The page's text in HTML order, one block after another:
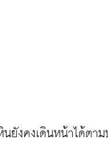
นยังคงเดินหน้าได้ตา